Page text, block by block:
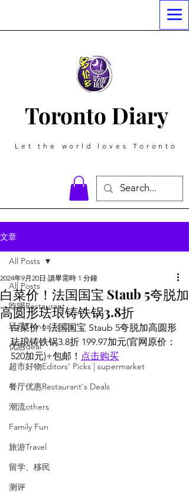
Toronto Diary
Let the world loves Toronto
文章
All Posts
吃喝Restaurant
玩乐Things To Do
优惠deal
超市好物Editors' Picks | supermarket
餐厅优惠Restaurant's Deals
潮流others
Family Fun
旅游Travel
留学、移民
测评
All Posts
白菜价！法国国宝 Staub 5夸脱加
高圆形珐琅铸铁锅3.8折
2024年9月20日 讀畢需時 1 分鐘
白菜价！法国国宝 Staub 5夸脱加高圆形
珐琅铸铁锅3.8折 199.97加元(官网原价：
520加元)+包邮！ 点击购买